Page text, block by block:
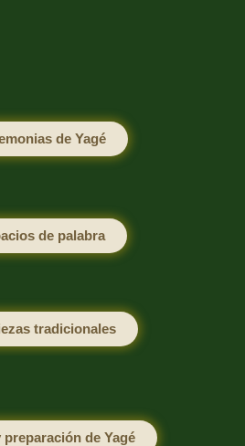
de Yagé
de palabra
tradicionales
preparación de Yagé